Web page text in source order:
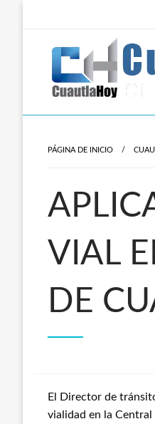
Revista digital del
PÁGINA DE INICIO
VIAL
DE
El Director de
vialidad en la